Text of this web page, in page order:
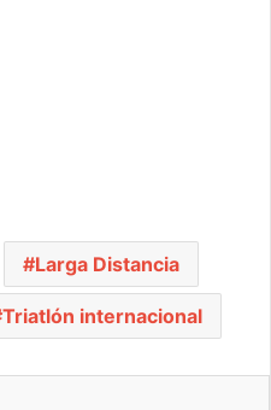
Larga Distancia
Triatlón internacional